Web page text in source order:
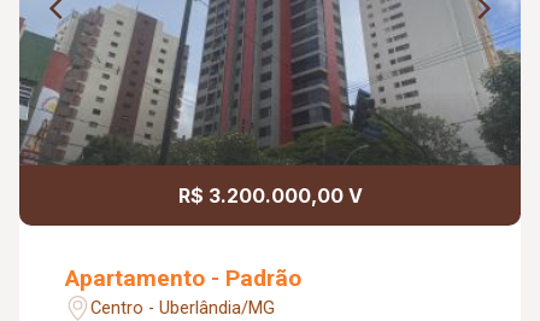
R$ 3.200.000,00 V
Apartamento - Padrão
Centro - Uberlândia/MG